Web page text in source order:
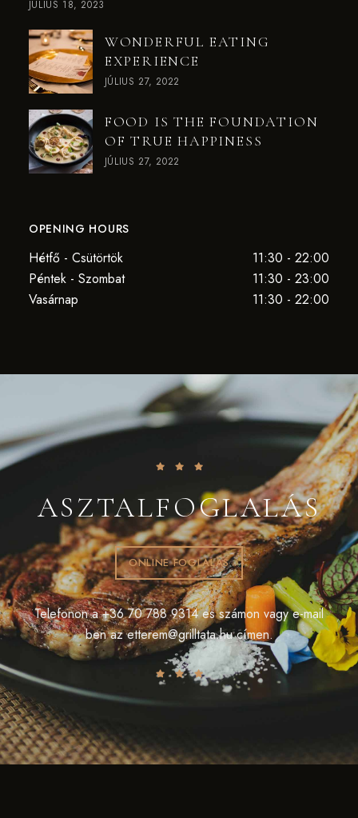
JÚLIUS 18, 2023
WONDERFUL EATING
EXPERIENCE
JÚLIUS 27, 2022
FOOD IS THE FOUNDATION
OF TRUE HAPPINESS
JÚLIUS 27, 2022
OPENING HOURS
Hétfő - Csütörtök
11:30 - 22:00
Péntek - Szombat
11:30 - 23:00
Vasárnap
11:30 - 22:00
ASZTALFOGLALÁS
ONLINE FOGLALÁS
Telefonon a+36 70 788 9314es számon vagy e-mail
ben azetterem@grilltata.hucímen.